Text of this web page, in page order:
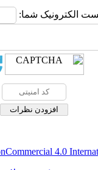
الکترونیک شما:
4.0